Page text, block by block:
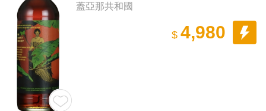
蓋亞那共和國
$ 4,980